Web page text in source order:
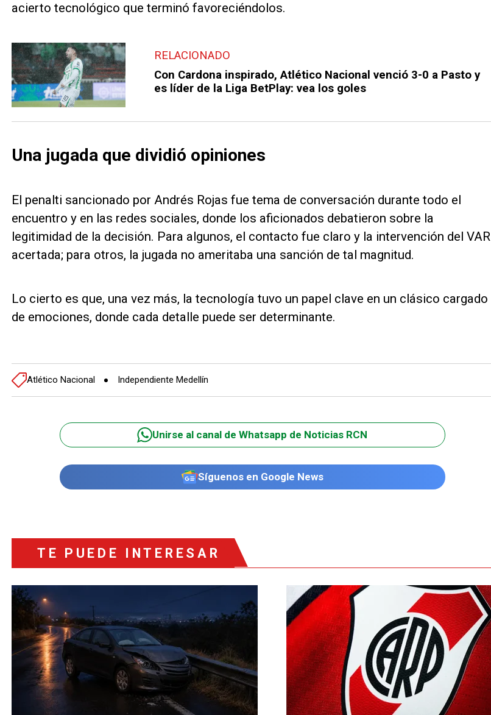
acierto tecnológico que terminó favoreciéndolos.
RELACIONADO
Con Cardona inspirado, Atlético Nacional venció 3-0 a Pasto y
es líder de la Liga BetPlay: vea los goles
Una jugada que dividió opiniones
El penalti sancionado por Andrés Rojas fue tema de conversación durante todo el
encuentro y en las redes sociales, donde los aficionados debatieron sobre la
legitimidad de la decisión. Para algunos, el contacto fue claro y la intervención del VAR
acertada; para otros, la jugada no ameritaba una sanción de tal magnitud.
Lo cierto es que, una vez más, la tecnología tuvo un papel clave en un clásico cargado
de emociones, donde cada detalle puede ser determinante.
Atlético Nacional Independiente Medellín
Unirse al canal de Whatsapp de Noticias RCN
Síguenos en Google News
TE PUEDE INTERESAR